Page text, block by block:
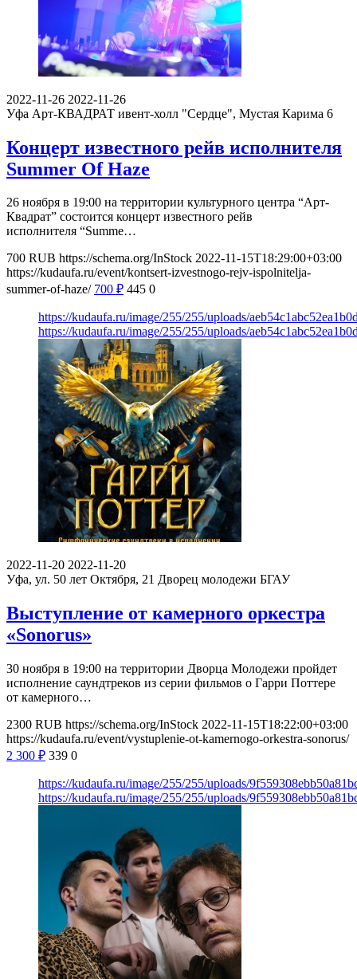
2022-11-26 2022-11-26
Уфа Арт-КВАДРАТ ивент-холл "Сердце", Мустая Карима 6
Концерт известного рейв исполнителя
Summer Of Haze
26 ноября в 19:00 на территории культурного центра “Арт-
Квадрат” состоится концерт известного рейв
исполнителя “Summe…
700 RUB https://schema.org/InStock 2022-11-15T18:29:00+03:00
https://kudaufa.ru/event/kontsert-izvestnogo-rejv-ispolnitelja-
summer-of-haze/ 700 ₽ 445 0
https://kudaufa.ru/image/255/255/uploads/
https://kudaufa.ru/image/255/255/uploads/
2022-11-20 2022-11-20
Уфа, ул. 50 лет Октября, 21 Дворец молодежи БГАУ
Выступление от камерного оркестра
«Sonorus»
30 ноября в 19:00 на территории Дворца Молодежи пройдет
исполнение саундтреков из серии фильмов о Гарри Поттере
от камерного…
2300 RUB https://schema.org/InStock 2022-11-15T18:22:00+03:00
https://kudaufa.ru/event/vystuplenie-ot-kamernogo-orkestra-sonorus/
2 300 ₽ 339 0
https://kudaufa.ru/image/255/255/uploads/
https://kudaufa.ru/image/255/255/uploads/